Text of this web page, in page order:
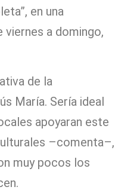
en una
viernes a domingo,
de la
María. Sería ideal
apoyaran este
–comenta–,
muy pocos los